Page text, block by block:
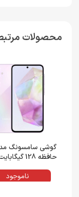
محصولات
ناموجود